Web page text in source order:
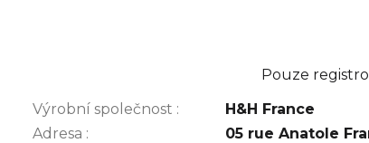
Pouze
Výrobní společnost :
H&H France
Adresa : 05 rue Anatole